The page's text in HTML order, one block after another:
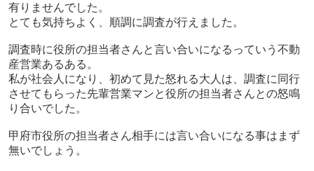
有りませんでした。
とても気持ちよく、順調に調査が行えました。
調査時に役所の担当者さんと言い合いになるっていう不動
産営業あるある。
私が社会人になり、初めて見た怒れる大人は、調査に同行
させてもらった先輩営業マンと役所の担当者さんとの怒鳴
り合いでした。
甲府市役所の担当者さん相手には言い合いになる事はまず
無いでしょう。